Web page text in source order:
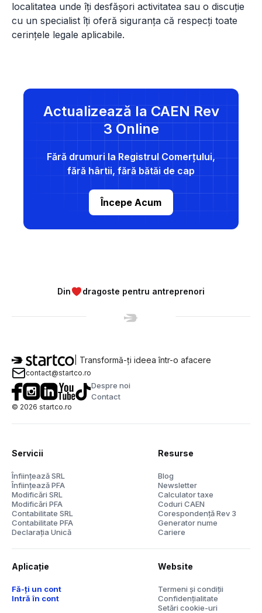
localitatea unde îți desfășori activitatea sau o discuție
cu un specialist îți oferă siguranța că respecți toate
cerințele legale aplicabile.
Actualizează la CAEN Rev
3 Online
Fără drumuri la Registrul Comerțului,
fără hârtii, fără bătăi de cap
Începe Acum
Din dragoste pentru antreprenori
| Transformă-ți ideea într-o afacere
contact@startco.ro
Despre noi
Contact
© 2026 startco.ro
Servicii
Înființează SRL
Înființează PFA
Modificări SRL
Modificări PFA
Contabilitate SRL
Contabilitate PFA
Declarația Unică
Resurse
Blog
Newsletter
Calculator taxe
Coduri CAEN
Corespondență Rev 3
Generator nume
Cariere
Aplicație
Fă-ți un cont
Intră în cont
Website
Termeni și condiții
Confidențialitate
Setări cookie-uri